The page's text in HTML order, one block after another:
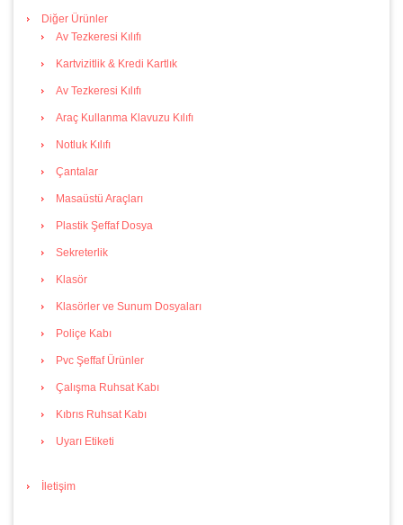
Diğer Ürünler
Av Tezkeresi Kılıfı
Kartvizitlik & Kredi Kartlık
Av Tezkeresi Kılıfı
Araç Kullanma Klavuzu Kılıfı
Notluk Kılıfı
Çantalar
Masaüstü Araçları
Plastik Şeffaf Dosya
Sekreterlik
Klasör
Klasörler ve Sunum Dosyaları
Poliçe Kabı
Pvc Şeffaf Ürünler
Çalışma Ruhsat Kabı
Kıbrıs Ruhsat Kabı
Uyarı Etiketi
İletişim